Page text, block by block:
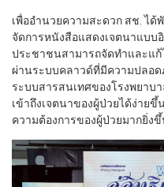
เพื่ออำนวยความสะดวก สช. ไ
จัดการหนังสือแสดงเจตนาแบบ
ประชาชนสามารถจัดทำและแก้
ผ่านระบบคลาวด์ที่มีความปลอด
ระบบสารสนเทศของโรงพยาบ
เข้าถึงเจตนาของผู้ป่วยได้ง่าย
ความต้องการของผู้ป่วยมากยิ่ง